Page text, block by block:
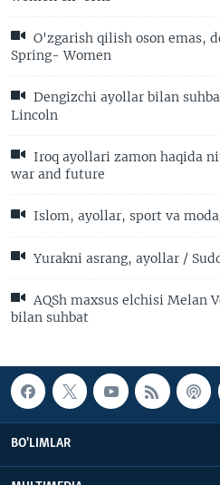
O'zgarish qilish oson emas,
Spring- Women
Dengizchi ayollar bilan
Lincoln
Iroq ayollari zamon haqida
war and future
Islom, ayollar, sport va
Yurakni asrang, ayollar /
AQSh maxsus elchisi Melan
bilan suhbat
BO'LIMLAR